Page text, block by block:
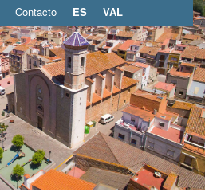
Contacto ES VAL